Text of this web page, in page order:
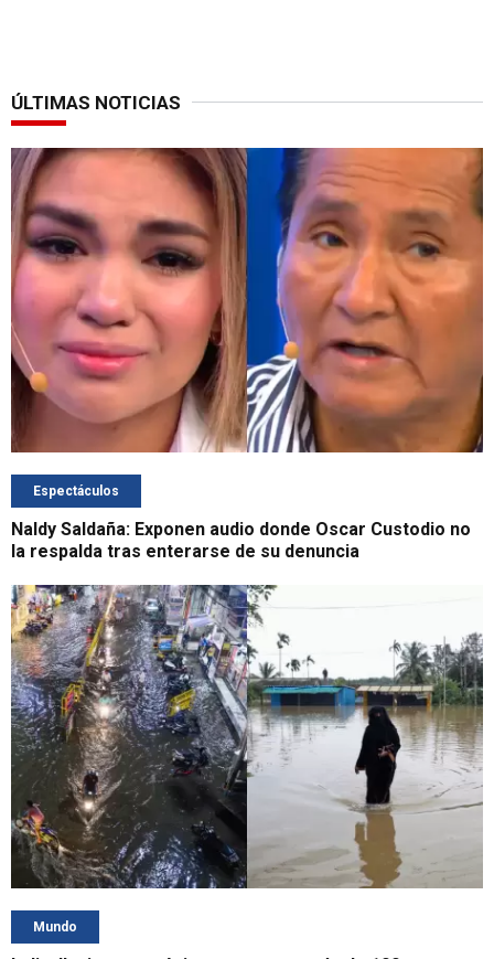
ÚLTIMAS NOTICIAS
Espectáculos
Naldy Saldaña: Exponen audio donde Oscar Custodio no
la respalda tras enterarse de su denuncia
Mundo